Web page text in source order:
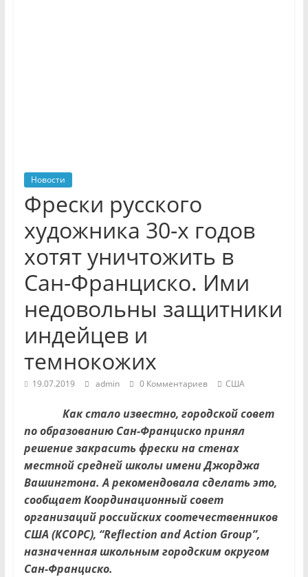
Новости
Фрески русского
художника 30-х годов
хотят уничтожить в
Сан-Франциско. Ими
недовольны защитники
индейцев и
темнокожих
19.07.2019 admin 0 Комментариев США
Как стало известно, городской совет
по образованию Сан-Франциско принял
решение закрасить фрески на стенах
местной средней школы имени Джорджа
Вашингтона. А рекомендовала сделать это,
сообщает Координационный совет
организаций российских соотечественников
США (КСОРС), “Reflection and Action Group”,
назначенная школьным городским округом
Сан-Франциско.